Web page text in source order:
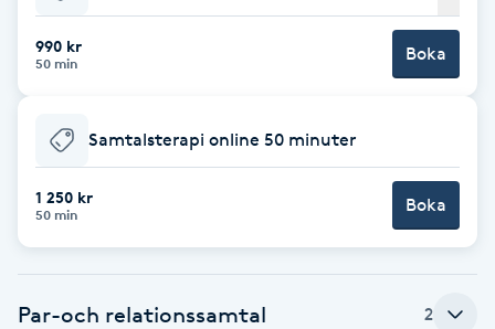
Extensions borttagning
Eyeliner-tatuering
Face framing
Faceliftmassage
990 kr
50 min Boka
Samtalsterapi online 50 minuter
1 250 kr
50 min Boka
Par-och relationssamtal 2